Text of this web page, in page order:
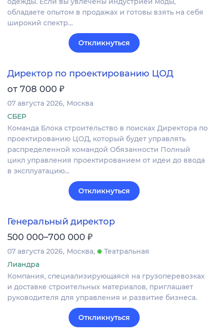
обладаете опытом в продажах и готовы взять на себя
широкий спектр…
Откликнуться
Директор по проектированию ЦОД
от 708 000 ₽
07 августа 2026 Москва
СБЕР
Команда Блока строительство в поисках Директора по
проектированию ЦОД, который будет управлять
распределенной командой Обязанности Полный
цикл управления проектированием от идеи до ввода
в эксплуатацию…
Откликнуться
Генеральный директор
500 000–700 000 ₽
07 августа 2026 Москва
Театральная
Лиандра
Компания, специализирующаяся на грузоперевозках
и доставке строительных материалов, приглашает
руководителя для управления и развитие бизнеса.
Откликнуться